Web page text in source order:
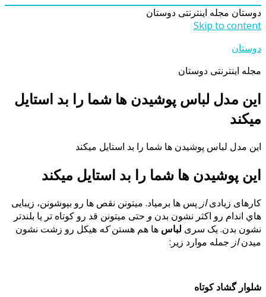
دوستان مجله اینترنتی دوستان
Skip to content
دوستان
مجله اینترنتی دوستان
این مدل لباس پوشیدن ها شما را بد استایل
میکند
این مدل لباس پوشیدن ها شما را بد استایل میکند
این پوشیدن ها شما را بد استایل میکند
کارهای زیادیاز پس ها برمیاد. میتونن نقص ها رو بپوشونن، زیبایی
هاي اندام رو اکثر نشون بدن و حتی میتونن قد رو کوتاه تر یا بلندتر
نشون بدن. یک سری لباس ها هم هستنکه هیکل رو زشت نشون
میدناز جمله موارد زیر:
شلوار گشاد کوتاه